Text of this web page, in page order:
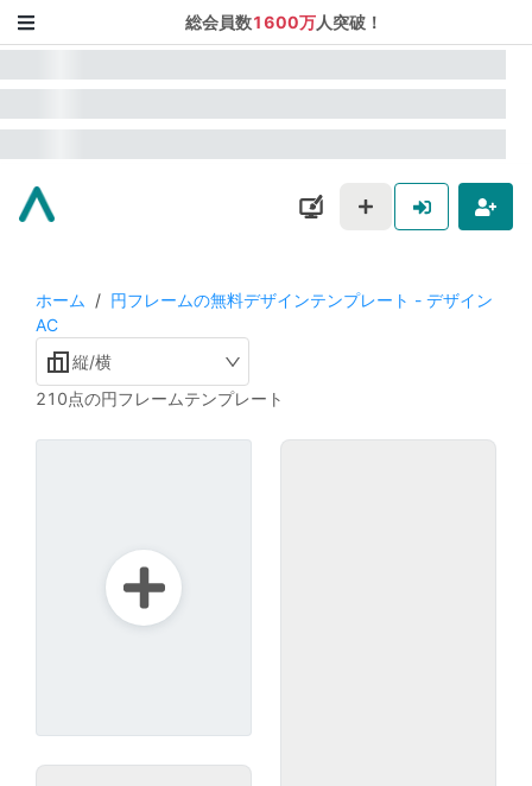
総会員数1600万人突破！
ホーム / 円フレームの無料デザインテンプレート - デザイン
AC
縦/横
210点の円フレームテンプレート